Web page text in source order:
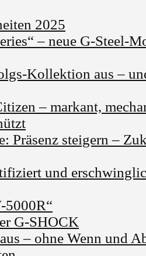
2025
– neue G-Steel-
Kollektion aus –
– markant,
Präsenz steigern –
und
5000R“
G-SHOCK
– ohne Wenn und